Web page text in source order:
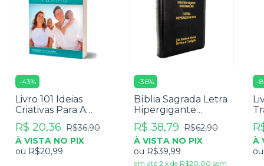
-43%
Livro 101 Ideias
Criativas Para A
Família - David
Merkh
R$ 20,36 R$36,90
À VISTA NO PIX
ou R$20,99
-36%
Bíblia Sagrada Letra
Hipergigante
Palavra De Jesus
Em Vermelho Com
Harpa Zíper Preta
R$ 38,79 R$62,90
À VISTA NO PIX
ou R$39,99
em até2 xde R$20,00 sem
-
À